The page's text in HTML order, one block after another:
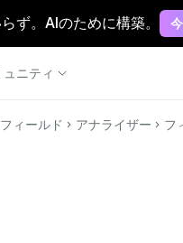
ず。AIのために構築。
ュニティ
ィールド アナライザー
フ